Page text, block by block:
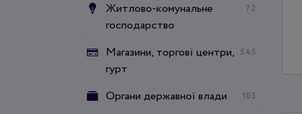
Житлово-комунальне
господарство
72
Магазини, торгові центри,
гурт
545
Органи державної влади 105